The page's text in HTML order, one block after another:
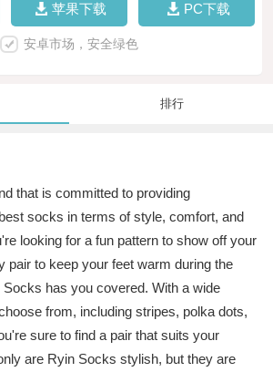
苹果下载 PC下载
安卓市场，安全绿色
排行
that is committed to providing
socks in terms of style, comfort, and
looking for a fun pattern to show off your
pair to keep your feet warm during the
has you covered. With a wide
from, including stripes, polka dots,
sure to find a pair that suits your
are Ryin Socks stylish, but they are